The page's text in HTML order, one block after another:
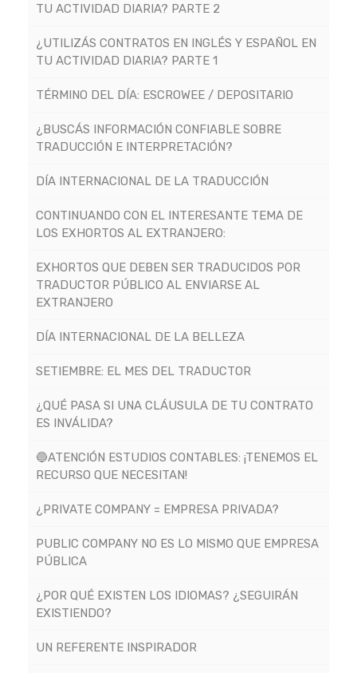
TU ACTIVIDAD DIARIA? PARTE 2
¿UTILIZÁS CONTRATOS EN INGLÉS Y ESPAÑOL EN
TU ACTIVIDAD DIARIA? PARTE 1
TÉRMINO DEL DÍA: ESCROWEE / DEPOSITARIO
¿BUSCÁS INFORMACIÓN CONFIABLE SOBRE
TRADUCCIÓN E INTERPRETACIÓN?
DÍA INTERNACIONAL DE LA TRADUCCIÓN
CONTINUANDO CON EL INTERESANTE TEMA DE
LOS EXHORTOS AL EXTRANJERO:
EXHORTOS QUE DEBEN SER TRADUCIDOS POR
TRADUCTOR PÚBLICO AL ENVIARSE AL
EXTRANJERO
DÍA INTERNACIONAL DE LA BELLEZA
SETIEMBRE: EL MES DEL TRADUCTOR
¿QUÉ PASA SI UNA CLÁUSULA DE TU CONTRATO
ES INVÁLIDA?
🔵ATENCIÓN ESTUDIOS CONTABLES: ¡TENEMOS EL
RECURSO QUE NECESITAN!
¿PRIVATE COMPANY = EMPRESA PRIVADA?
PUBLIC COMPANY NO ES LO MISMO QUE EMPRESA
PÚBLICA
¿POR QUÉ EXISTEN LOS IDIOMAS? ¿SEGUIRÁN
EXISTIENDO?
UN REFERENTE INSPIRADOR